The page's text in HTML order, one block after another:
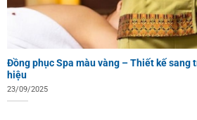
Đồng phục Spa màu vàng – Thiết kế sang
hiệu
23/09/2025